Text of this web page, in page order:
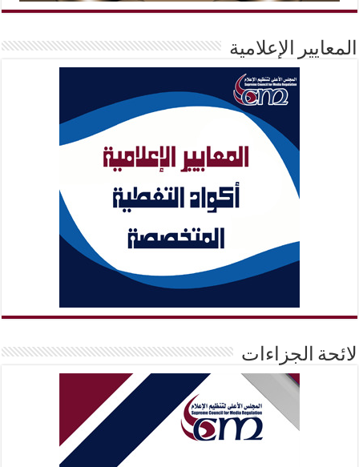
المعايير الإعلامية
لائحة الجزاءات